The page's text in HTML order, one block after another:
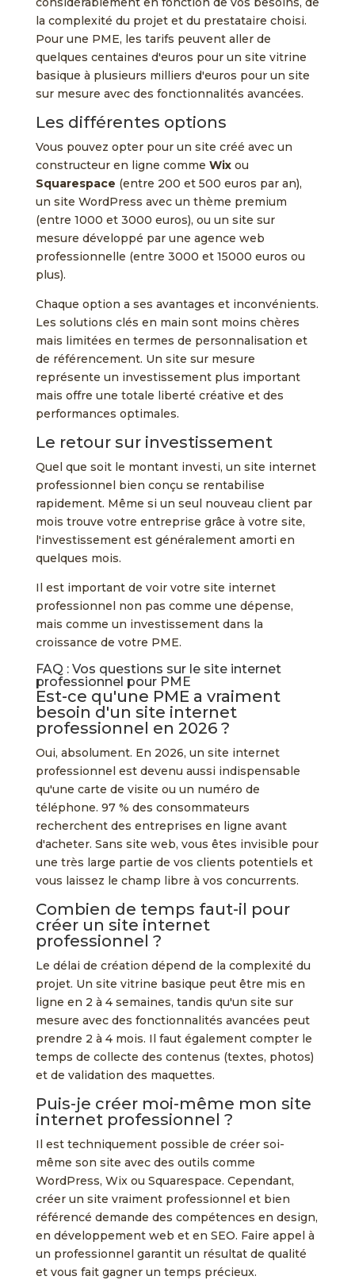
la complexité du projet et du prestataire choisi.
Pour une PME, les tarifs peuvent aller de
quelques centaines d'euros pour un site vitrine
basique à plusieurs milliers d'euros pour un site
sur mesure avec des fonctionnalités avancées.
Les différentes options
Vous pouvez opter pour un site créé avec un
constructeur en ligne comme Wixou
Squarespace (entre 200 et 500 euros par an),
un site WordPress avec un thème premium
(entre 1000 et 3000 euros), ou un site sur
mesure développé par une agence web
professionnelle (entre 3000 et 15000 euros ou
plus).
Chaque option a ses avantages et inconvénients.
Les solutions clés en main sont moins chères
mais limitées en termes de personnalisation et
de référencement. Un site sur mesure
représente un investissement plus important
mais offre une totale liberté créative et des
performances optimales.
Le retour sur investissement
Quel que soit le montant investi, un site internet
professionnel bien conçu se rentabilise
rapidement. Même si un seul nouveau client par
mois trouve votre entreprise grâce à votre site,
l'investissement est généralement amorti en
quelques mois.
Il est important de voir votre site internet
professionnel non pas comme une dépense,
mais comme un investissement dans la
croissance de votre PME.
FAQ : Vos questions sur le site internet
professionnel pour PME
Est-ce qu'une PME a vraiment
besoin d'un site internet
professionnel en 2026 ?
Oui, absolument. En 2026, un site internet
professionnel est devenu aussi indispensable
qu'une carte de visite ou un numéro de
téléphone. 97 % des consommateurs
recherchent des entreprises en ligne avant
d'acheter. Sans site web, vous êtes invisible pour
une très large partie de vos clients potentiels et
vous laissez le champ libre à vos concurrents.
Combien de temps faut-il pour
créer un site internet
professionnel ?
Le délai de création dépend de la complexité du
projet. Un site vitrine basique peut être mis en
ligne en 2 à 4 semaines, tandis qu'un site sur
mesure avec des fonctionnalités avancées peut
prendre 2 à 4 mois. Il faut également compter le
temps de collecte des contenus (textes, photos)
et de validation des maquettes.
Puis-je créer moi-même mon site
internet professionnel ?
Il est techniquement possible de créer soi-
même son site avec des outils comme
WordPress, Wix ou Squarespace. Cependant,
créer un site vraiment professionnel et bien
référencé demande des compétences en design,
en développement web et en SEO. Faire appel à
un professionnel garantit un résultat de qualité
et vous fait gagner un temps précieux.